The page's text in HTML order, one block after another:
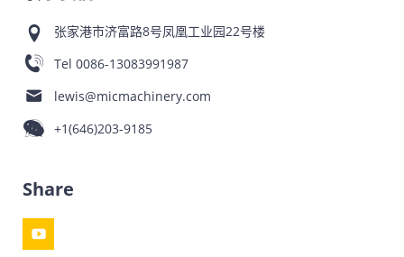
张家港市济富路8号凤凰工业园22号楼
Tel 0086-13083991987
lewis@micmachinery.com
+1(646)203-9185
Share